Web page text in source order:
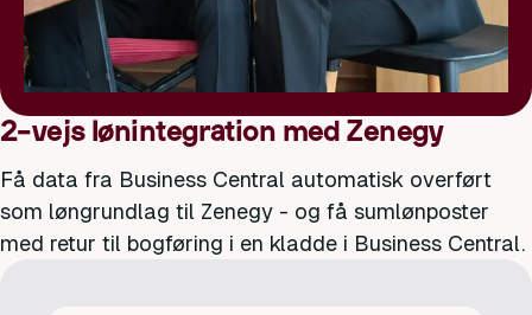
2-vejs lønintegration med Zenegy
Få data fra Business Central automatisk overført
som løngrundlag til Zenegy - og få sumlønposter
med retur til bogføring i en kladde i Business Central.